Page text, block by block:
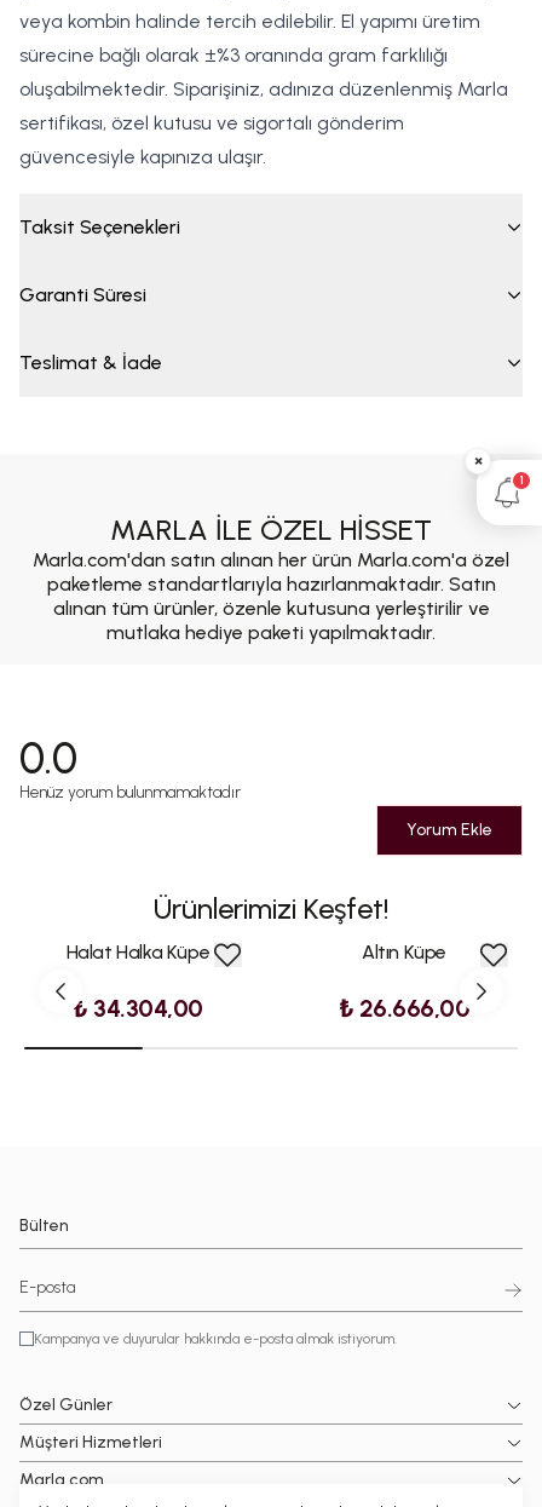
veya kombin halinde tercih edilebilir. El yapımı üretim
sürecine bağlı olarak ±%3 oranında gram farklılığı
oluşabilmektedir. Siparişiniz, adınıza düzenlenmiş Marla
sertifikası, özel kutusu ve sigortalı gönderim
güvencesiyle kapınıza ulaşır.
Taksit Seçenekleri
Garanti Süresi
Teslimat & İade
MARLA İLE ÖZEL HİSSET
Marla.com'dan satın alınan her ürün Marla.com'a özel
paketleme standartlarıyla hazırlanmaktadır. Satın
alınan tüm ürünler, özenle kutusuna yerleştirilir ve
mutlaka hediye paketi yapılmaktadır.
0.0
Henüz yorum bulunmamaktadır
Yorum Ekle
Ürünlerimizi Keşfet!
Halat Halka Küpe
₺ 34.304,00
Altın Küpe
₺ 26.666,00
Bülten
Kampanya ve duyurular hakkında e-posta almak istiyorum.
Özel Günler
Müşteri Hizmetleri
Marla.com
×
1